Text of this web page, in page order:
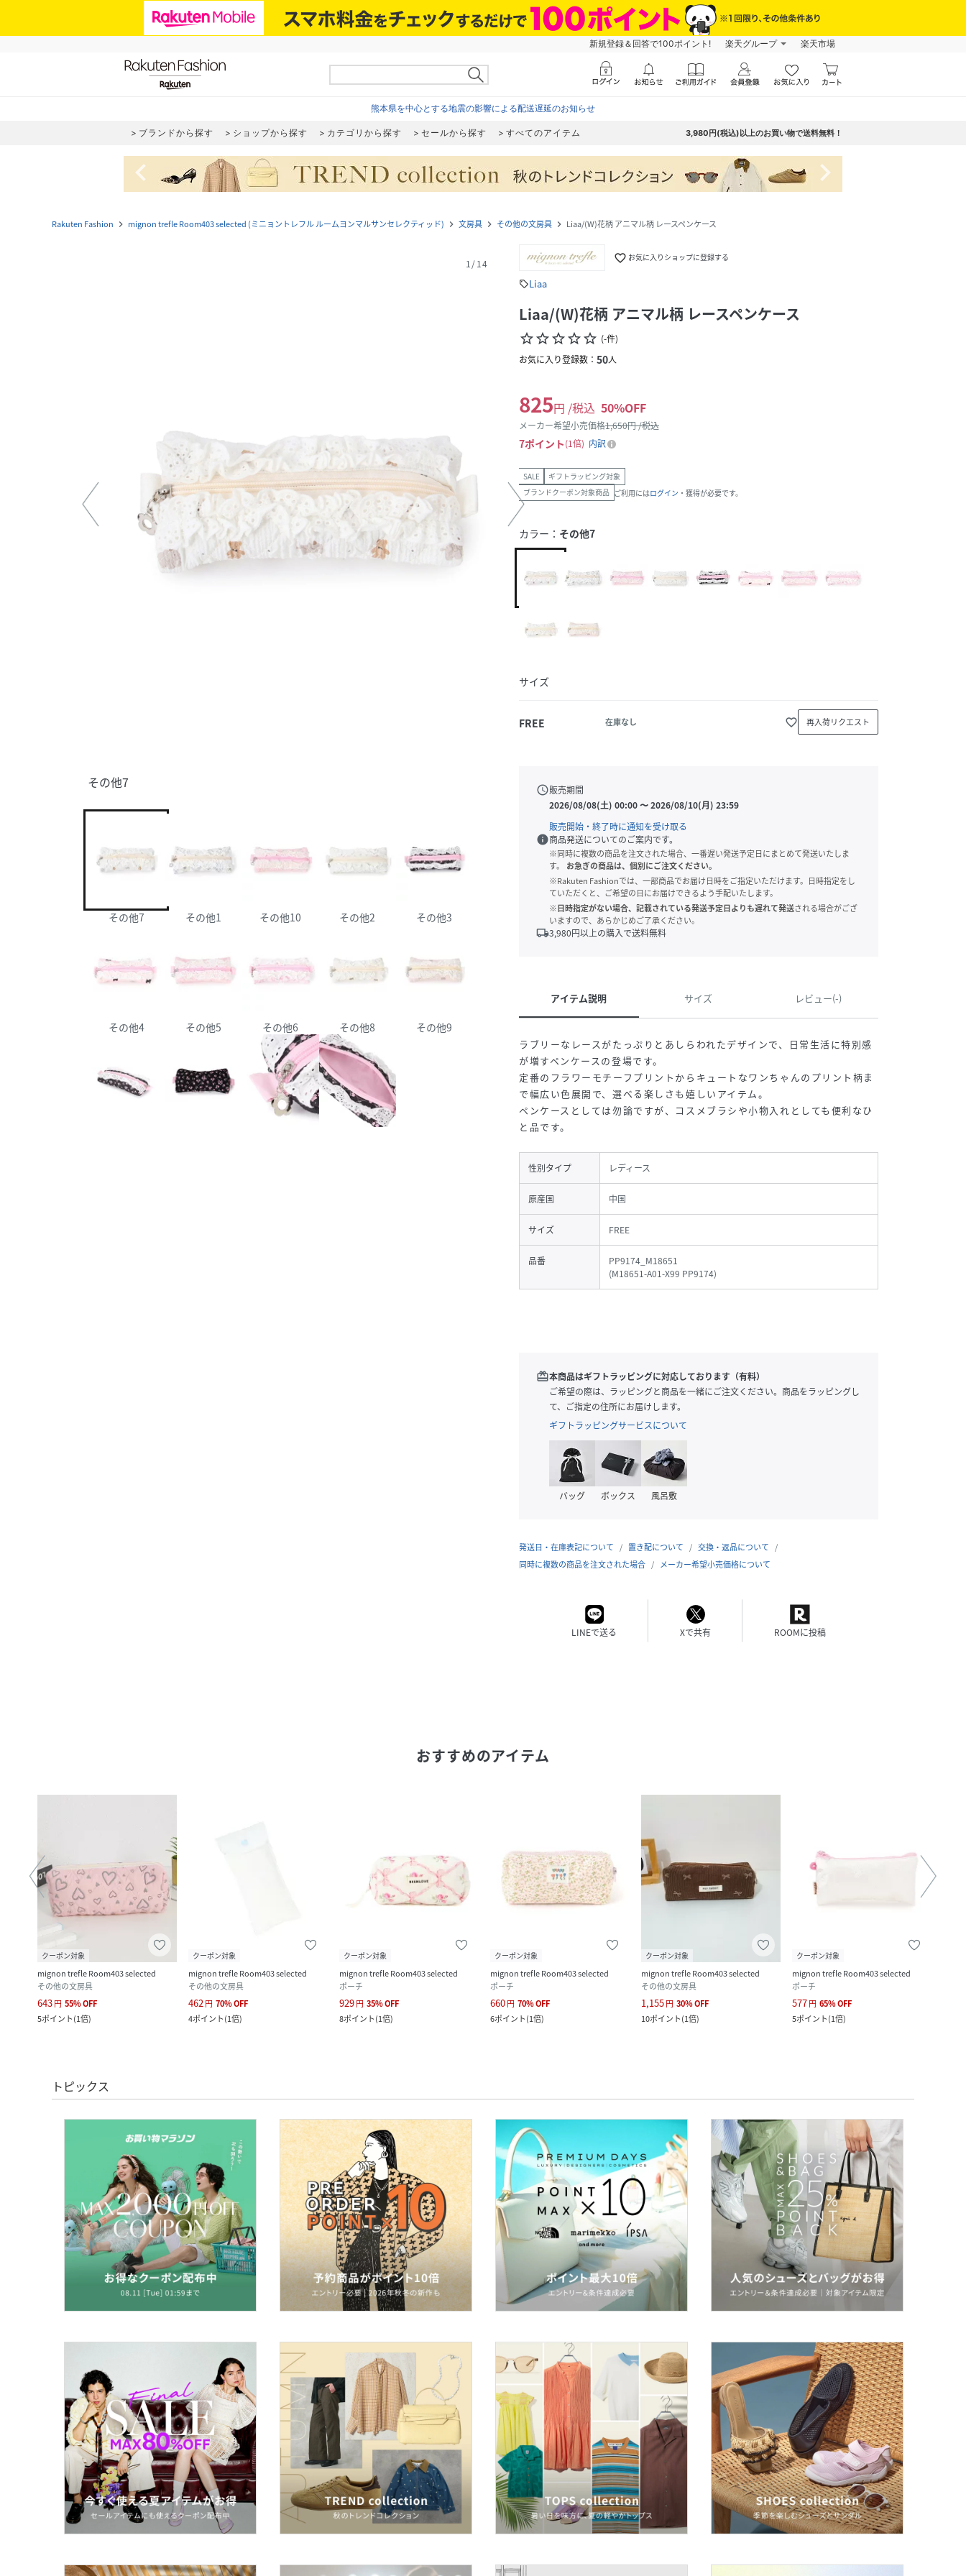
新規登録＆回答で100ポイント! 楽天グループ 楽天市場
熊本県を中心とする地震の影響による配送遅延のお知らせ
ブランドから探す ショップから探す カテゴリから探す セールから探す すべてのアイテム 3,980円(税込)以上のお買い物で送料無料！
navigate_before navigate_next
Rakuten Fashion navigate_next mignon trefle Room403 selected (ミニョントレフル ルームヨンマルサンセレクティッド) navigate_next 文房具 navigate_next その他の文房具 navigate_next Liaa/(W)花柄 アニマル柄 レースペンケース
1/14
その他7
その他7 その他1 その他10 その他2 その他3
その他4 その他5 その他6 その他8 その他9
favorite_border お気に入りショップに登録する
sellLiaa
Liaa/(W)花柄 アニマル柄 レースペンケース
star_borderstar_borderstar_borderstar_borderstar_border (-件)
お気に入り登録数： 50人
825円 /税込 50%OFF
メーカー希望小売価格1,650円 /税込
7ポイント 1倍 内訳
SALE
ギフトラッピング対象
ブランドクーポン対象商品 ご利用にはログイン ・獲得が必要です。
カラー： その他7
サイズ
FREE 在庫なし favorite_border 再入荷リクエスト
schedule販売期間
2026/08/08(土) 00:00〜2026/08/10(月) 23:59
販売開始・終了時に通知を受け取る
info商品発送についてのご案内です。
※同時に複数の商品を注文された場合、一番遅い発送予定日にまとめて発送いたしま
す。
お急ぎの商品は、個別にご注文ください。
※Rakuten Fashionでは、一部商品でお届け日時をご指定いただけます。日時指定をし
ていただくと、ご希望の日にお届けできるよう手配いたします。
※日時指定がない場合、記載されている発送予定日よりも遅れて発送される場合がござ
いますので、あらかじめご了承ください。
local_shipping3,980円以上の購入で送料無料
アイテム説明 サイズ レビュー(-)
ラブリーなレースがたっぷりとあしらわれたデザインで、日常生活に特別感
が増すペンケースの登場です。
定番のフラワーモチーフプリントからキュートなワンちゃんのプリント柄ま
で幅広い色展開で、選べる楽しさも嬉しいアイテム。
ペンケースとしては勿論ですが、コスメブラシや小物入れとしても便利なひ
と品です。
性別タイプ レディース
原産国 中国
サイズ FREE
品番
PP9174_M18651
(M18651-A01-X99 PP9174)
redeem本商品はギフトラッピングに対応しております（有料）
ご希望の際は、ラッピングと商品を一緒にご注文ください。商品をラッピングし
て、ご指定の住所にお届けします。
ギフトラッピングサービスについて
バッグ ボックス 風呂敷
発送日・在庫表記について 置き配について
交換・返品について
同時に複数の商品を注文された場合
メーカー希望小売価格について
LINEで送る Xで共有 ROOMに投稿
おすすめのアイテム
クーポン対象
mignon trefle Room403 selected
その他の文房具
643円 55%OFF
5ポイント(1倍)
クーポン対象
mignon trefle Room403 selected
その他の文房具
462円 70%OFF
4ポイント(1倍)
クーポン対象
mignon trefle Room403 selected
ポーチ
929円 35%OFF
8ポイント(1倍)
クーポン対象
mignon trefle Room403 selected
ポーチ
660円 70%OFF
6ポイント(1倍)
クーポン対象
mignon trefle Room403 selected
その他の文房具
1,155円 30%OFF
10ポイント(1倍)
クーポン対象
mignon trefle Room403 selected
ポーチ
577円 65%OFF
5ポイント(1倍)
トピックス